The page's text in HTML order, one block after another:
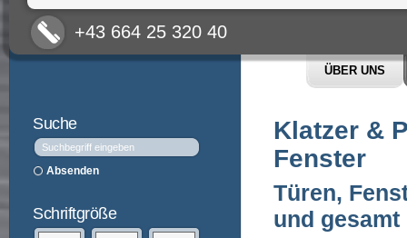
+43 664 25 320 40
ÜBER UNS
Suche
Schriftgröße
Klatzer &
Fenster
Türen,
und gesamt